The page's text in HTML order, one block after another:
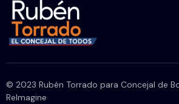
© 2023 Rubén Torrado para Concejal de
ReImagine